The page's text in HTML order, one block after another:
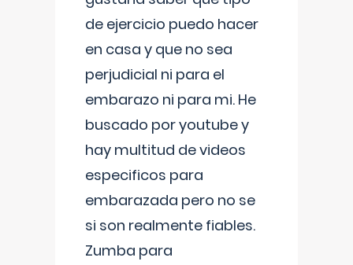
de ejercicio puedo hacer
en casa y que no sea
perjudicial ni para el
embarazo ni para mi. He
buscado por youtube y
hay multitud de videos
especificos para
embarazada pero no se
si son realmente fiables.
Zumba para